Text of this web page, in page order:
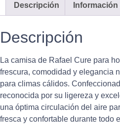
Descripción Información
Descripción
La camisa de Rafael Cure para
frescura, comodidad y elegancia
para climas cálidos.
reconocida por su ligereza y
una óptima circulación del aire
fresca y confortable durante todo